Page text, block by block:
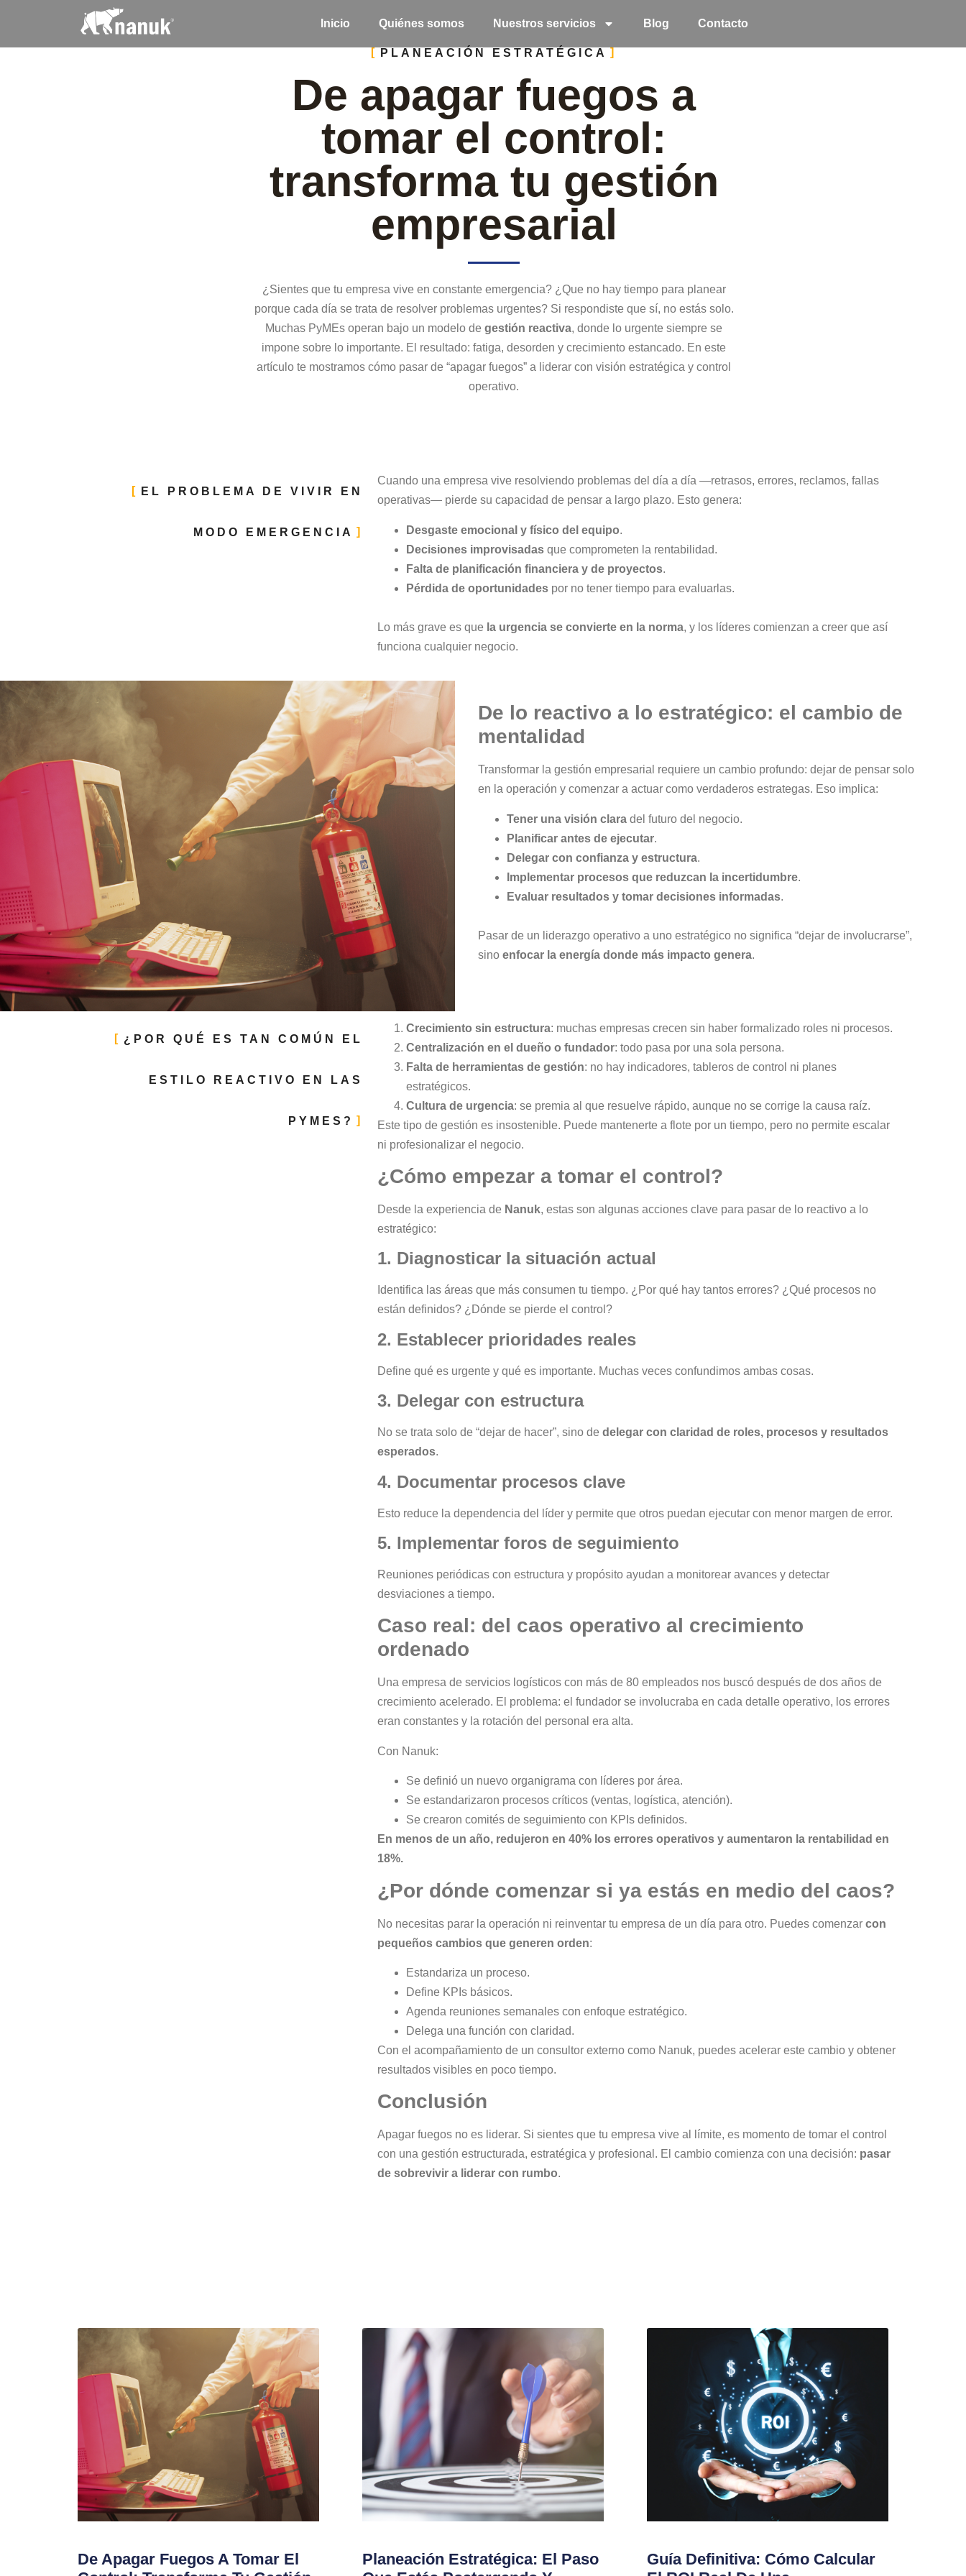
Inicio Quiénes somos Nuestros servicios Blog Contacto
PLANEACIÓN ESTRATÉGICA
De apagar fuegos a
tomar el control:
transforma tu gestión
empresarial
¿Sientes que tu empresa vive en constante emergencia? ¿Que no hay tiempo para planear
porque cada día se trata de resolver problemas urgentes? Si respondiste que sí, no estás solo.
Muchas PyMEs operan bajo un modelo de gestión reactiva, donde lo urgente siempre se
impone sobre lo importante. El resultado: fatiga, desorden y crecimiento estancado. En este
artículo te mostramos cómo pasar de “apagar fuegos” a liderar con visión estratégica y control
operativo.
EL PROBLEMA DE VIVIR EN
MODO EMERGENCIA
Cuando una empresa vive resolviendo problemas del día a día —retrasos, errores, reclamos, fallas
operativas— pierde su capacidad de pensar a largo plazo. Esto genera:
Desgaste emocional y físico del equipo.
Decisiones improvisadas que comprometen la rentabilidad.
Falta de planificación financiera y de proyectos.
Pérdida de oportunidades por no tener tiempo para evaluarlas.
Lo más grave es que la urgencia se convierte en la norma, y los líderes comienzan a creer que así
funciona cualquier negocio.
De lo reactivo a lo estratégico: el cambio de
mentalidad
Transformar la gestión empresarial requiere un cambio profundo: dejar de pensar solo
en la operación y comenzar a actuar como verdaderos estrategas. Eso implica:
Tener una visión clara del futuro del negocio.
Planificar antes de ejecutar.
Delegar con confianza y estructura.
Implementar procesos que reduzcan la incertidumbre.
Evaluar resultados y tomar decisiones informadas.
Pasar de un liderazgo operativo a uno estratégico no significa “dejar de involucrarse”,
sinoenfocar la energía donde más impacto genera.
¿POR QUÉ ES TAN COMÚN EL
ESTILO REACTIVO EN LAS
PYMES?
Crecimiento sin estructura: muchas empresas crecen sin haber formalizado roles ni procesos.
Centralización en el dueño o fundador: todo pasa por una sola persona.
Falta de herramientas de gestión: no hay indicadores, tableros de control ni planes
estratégicos.
Cultura de urgencia: se premia al que resuelve rápido, aunque no se corrige la causa raíz.
Este tipo de gestión es insostenible. Puede mantenerte a flote por un tiempo, pero no permite escalar
ni profesionalizar el negocio.
¿Cómo empezar a tomar el control?
Desde la experiencia de Nanuk, estas son algunas acciones clave para pasar de lo reactivo a lo
estratégico:
1. Diagnosticar la situación actual
Identifica las áreas que más consumen tu tiempo. ¿Por qué hay tantos errores? ¿Qué procesos no
están definidos? ¿Dónde se pierde el control?
2. Establecer prioridades reales
Define qué es urgente y qué es importante. Muchas veces confundimos ambas cosas.
3. Delegar con estructura
No se trata solo de “dejar de hacer”, sino dedelegar con claridad de roles, procesos y resultados
esperados.
4. Documentar procesos clave
Esto reduce la dependencia del líder y permite que otros puedan ejecutar con menor margen de error.
5. Implementar foros de seguimiento
Reuniones periódicas con estructura y propósito ayudan a monitorear avances y detectar
desviaciones a tiempo.
Caso real: del caos operativo al crecimiento
ordenado
Una empresa de servicios logísticos con más de 80 empleados nos buscó después de dos años de
crecimiento acelerado. El problema: el fundador se involucraba en cada detalle operativo, los errores
eran constantes y la rotación del personal era alta.
Con Nanuk:
Se definió un nuevo organigrama con líderes por área.
Se estandarizaron procesos críticos (ventas, logística, atención).
Se crearon comités de seguimiento con KPIs definidos.
En menos de un año, redujeron en 40% los errores operativos y aumentaron la rentabilidad en
18%.
¿Por dónde comenzar si ya estás en medio del caos?
No necesitas parar la operación ni reinventar tu empresa de un día para otro. Puedes comenzarcon
pequeños cambios que generen orden:
Estandariza un proceso.
Define KPIs básicos.
Agenda reuniones semanales con enfoque estratégico.
Delega una función con claridad.
Con el acompañamiento de un consultor externo como Nanuk, puedes acelerar este cambio y obtener
resultados visibles en poco tiempo.
Conclusión
Apagar fuegos no es liderar. Si sientes que tu empresa vive al límite, es momento de tomar el control
con una gestión estructurada, estratégica y profesional. El cambio comienza con una decisión: pasar
de sobrevivir a liderar con rumbo.
De Apagar Fuegos A Tomar El
Planeación Estratégica: El Paso
Guía Definitiva: Cómo Calcular